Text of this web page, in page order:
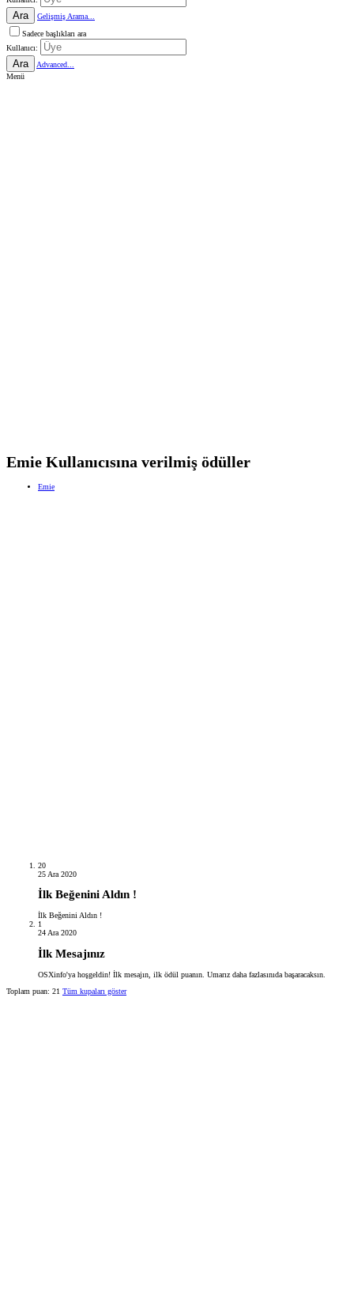
Ara
Gelişmiş Arama...
Sadece başlıkları ara
Kullanıcı:
Ara
Advanced...
Menü
Emie Kullanıcısına verilmiş ödüller
Emie
20
25 Ara 2020
İlk Beğenini Aldın !
İlk Beğenini Aldın !
1
24 Ara 2020
İlk Mesajınız
OSXinfo'ya hoşgeldin! İlk mesajın, ilk ödül puanın. Umarız daha fazlasınıda başaracaksın.
Toplam puan: 21 Tüm kupaları göster